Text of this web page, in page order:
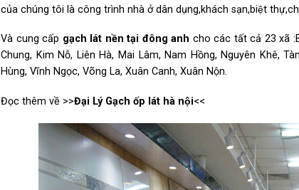
của chúng tôi là công trình nhà ở dân dụng,khách sạn,biệt
Và cung cấp gạch lát nền tại đông anh cho các tất cả 23 xã
Chung, Kim Nỗ, Liên Hà, Mai Lâm, Nam Hồng, Nguyên Khê,
Hùng, Vĩnh Ngọc, Võng La, Xuân Canh, Xuân Nộn.
Đọc thêm về >>Đại Lý Gạch ốp lát hà nội<<